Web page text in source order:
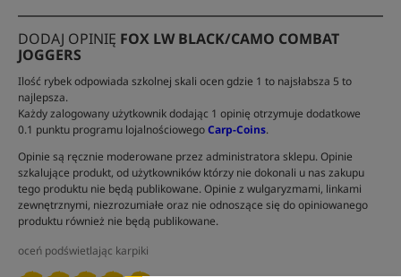
DODAJ OPINIĘ FOX LW BLACK/CAMO COMBAT
JOGGERS
Ilość rybek odpowiada szkolnej skali ocen gdzie 1 to najsłabsza 5 to
najlepsza.
Każdy zalogowany użytkownik dodając 1 opinię otrzymuje dodatkowe
0.1 punktu programu lojalnościowegoCarp-Coins.
Opinie są ręcznie moderowane przez administratora sklepu. Opinie
szkalujące produkt, od użytkowników którzy nie dokonali u nas zakupu
tego produktu nie będą publikowane. Opinie z wulgaryzmami, linkami
zewnętrznymi, niezrozumiałe oraz nie odnoszące się do opiniowanego
produktu również nie będą publikowane.
oceń podświetlając karpiki